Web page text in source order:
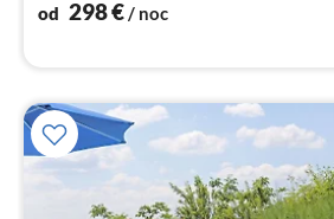
od 298€/ noc